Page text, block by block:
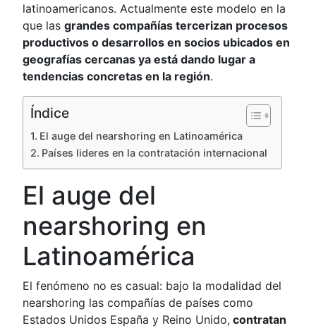
latinoamericanos. Actualmente este modelo en la
que lasgrandes compañías tercerizan procesos
productivos o desarrollos en socios ubicados en
geografías cercanas ya está dando lugar a
tendencias concretas en la región.
Índice
El auge del nearshoring en Latinoamérica
Países lideres en la contratación internacional
El auge del
nearshoring en
Latinoamérica
El fenómeno no es casual: bajo la modalidad del
nearshoring las compañías de países como
Estados Unidos España y Reino Unido, contratan